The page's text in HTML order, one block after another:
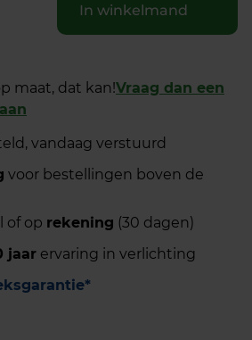
In winkelmand
maat, dat kan!Vraag dan een
vandaag verstuurd
voor bestellingen boven de
of op rekening (30 dagen)
jaar ervaring in verlichting